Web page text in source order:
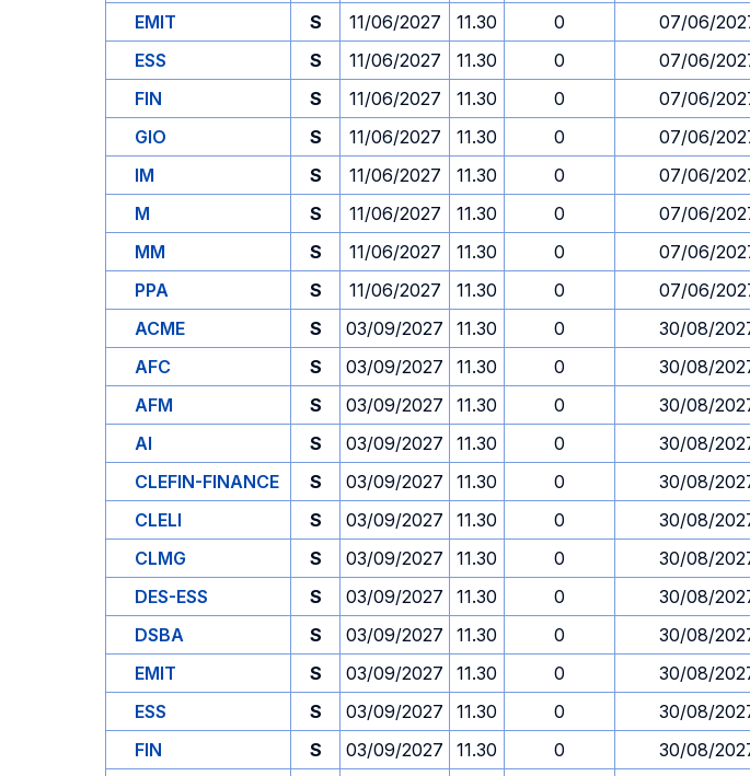
EMIT
S 11/06/2027 11.30 0
07/06/
ESS
S 11/06/2027 11.30 0
07/06/
FIN
S 11/06/2027 11.30 0
07/06/
GIO
S 11/06/2027 11.30 0
07/06/
IM
S 11/06/2027 11.30 0
07/06/
M
S 11/06/2027 11.30 0
07/06/
MM
S 11/06/2027 11.30 0
07/06/
PPA
S 11/06/2027 11.30 0
07/06/
ACME
S 03/09/2027 11.30 0
30/08/
AFC
S 03/09/2027 11.30 0
30/08/
AFM
S 03/09/2027 11.30 0
30/08/
AI
S 03/09/2027 11.30 0
30/08/
CLEFIN-FINANCE
S 03/09/2027 11.30 0
30/08/
CLELI
S 03/09/2027 11.30 0
30/08/
CLMG
S 03/09/2027 11.30 0
30/08/
DES-ESS
S 03/09/2027 11.30 0
30/08/
DSBA
S 03/09/2027 11.30 0
30/08/
EMIT
S 03/09/2027 11.30 0
30/08/
ESS
S 03/09/2027 11.30 0
30/08/
FIN
S 03/09/2027 11.30 0
30/08/